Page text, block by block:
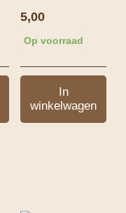
5,00
Op voorraad
In
winkelwagen